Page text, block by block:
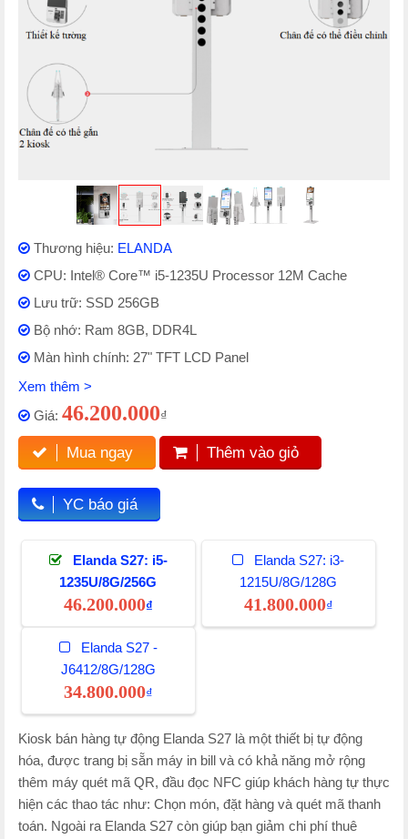
Thương hiệu: ELANDA
CPU: Intel® Core™ i5-1235U Processor 12M Cache
Lưu trữ: SSD 256GB
Bộ nhớ: Ram 8GB, DDR4L
Màn hình chính: 27" TFT LCD Panel
Xem thêm >
Giá: 46.200.000₫
Mua ngay Thêm vào giỏ
YC báo giá
Elanda S27: i5-
1235U/8G/256G
46.200.000₫
Elanda S27: i3-
1215U/8G/128G
41.800.000₫
Elanda S27 -
J6412/8G/128G
34.800.000₫
Kiosk bán hàng tự động Elanda S27 là một thiết bị tự động
hóa, được trang bị sẵn máy in bill và có khả năng mở rộng
thêm máy quét mã QR, đầu đọc NFC giúp khách hàng tự thực
hiện các thao tác như: Chọn món, đặt hàng và quét mã thanh
toán. Ngoài ra Elanda S27 còn giúp bạn giảm chi phí thuê